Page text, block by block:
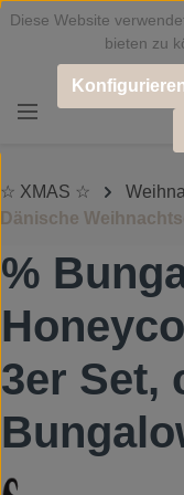
Zum Hauptinhalt
☆ XMAS ☆
Dänische
%
3er Set,
Diese Website
bieten zu